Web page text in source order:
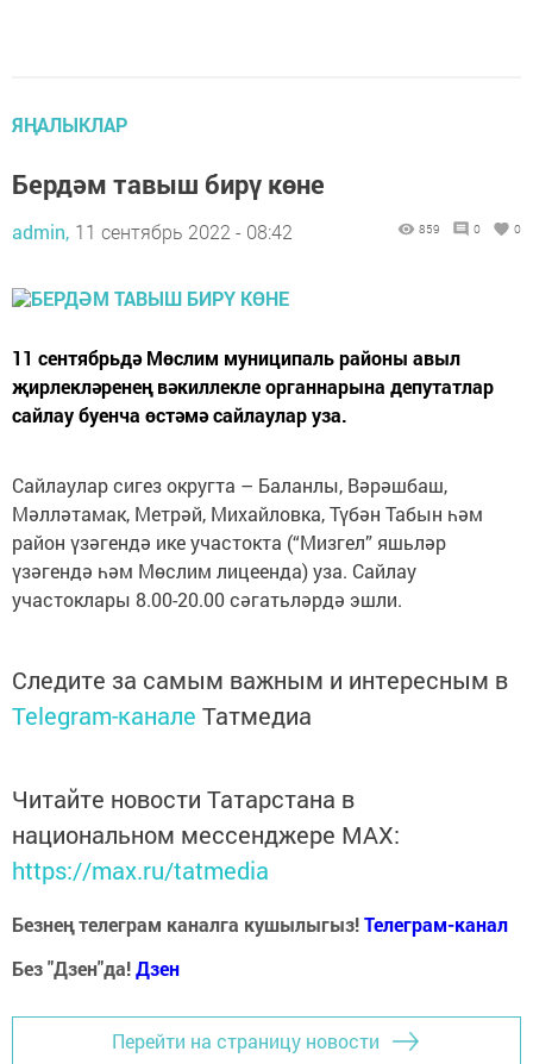
ЯҢАЛЫКЛАР
Бердәм тавыш бирү көне
admin, 11 сентябрь 2022 - 08:42 859 0 0
11 сентябрьдә Мөслим муниципаль районы авыл
җирлекләренең вәкиллекле органнарына депутатлар
сайлау буенча өстәмә сайлаулар уза.
Сайлаулар сигез округта – Баланлы, Вәрәшбаш,
Мәлләтамак, Метрәй, Михайловка, Түбән Табын һәм
район үзәгендә ике участокта (“Мизгел” яшьләр
үзәгендә һәм Мөслим лицеенда) уза. Сайлау
участоклары 8.00-20.00 сәгатьләрдә эшли.
Следите за самым важным и интересным в
Telegram-канале Татмедиа
Читайте новости Татарстана в
национальном мессенджере MАХ:
https://max.ru/tatmedia
Безнең телеграм каналга кушылыгыз!Телеграм-канал
Без "Дзен"да!Дзен
Перейти на страницу новости